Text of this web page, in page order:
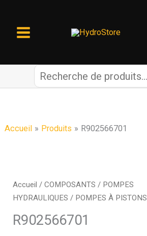
contenu
c
r
c
Accueil Produits R902566701
Accueil /COMPOSANTS / POMPES
HYDRAULIQUES / POMPES À PISTONS
R902566701